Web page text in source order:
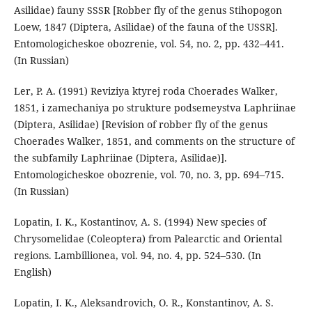
Asilidae) fauny SSSR [Robber fly of the genus Stihopogon
Loew, 1847 (Diptera, Asilidae) of the fauna of the USSR].
Entomologicheskoe obozrenie, vol. 54, no. 2, pp. 432–441.
(In Russian)
Ler, P. A. (1991) Reviziya ktyrej roda Choerades Walker,
1851, i zamechaniya po strukture podsemeystva Laphriinae
(Diptera, Asilidae) [Revision of robber fly of the genus
Choerades Walker, 1851, and comments on the structure of
the subfamily Laphriinae (Diptera, Asilidae)].
Entomologicheskoe obozrenie, vol. 70, no. 3, pp. 694–715.
(In Russian)
Lopatin, I. K., Kostantinov, A. S. (1994) New species of
Chrysomelidae (Coleoptera) from Palearctic and Oriental
regions. Lambillionea, vol. 94, no. 4, pp. 524–530. (In
English)
Lopatin, I. K., Aleksandrovich, O. R., Konstantinov, A. S.